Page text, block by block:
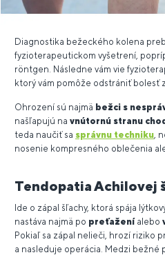
Diagnostika bežeckého kolena
fyzioterapeutickom vyšetrení,
röntgen. Následne vám vie
ktorý vám pomôže odstrániť bolesť
Ohrození sú najmä bežci s
našľapujú na vnútornú stranu
teda naučiť sa správnu techniku ,
nosenie kompresného oblečenia
Tendopatia Achilovej
Ide o zápal šľachy, ktorá spája
nastáva najmä po preťažení alebo
Pokiaľ sa zápal nelieči, hrozí riziko
a nasleduje operácia. Medzi bežné